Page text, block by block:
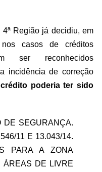
Região já decidiu, em
nos casos de créditos
ser reconhecidos
incidência de correção
poderia ter sido
DE SEGURANÇA.
11 E 13.043/14.
PARA A ZONA
ÁREAS DE LIVRE